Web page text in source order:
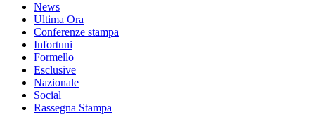
News
Ultima Ora
Conferenze stampa
Infortuni
Formello
Esclusive
Nazionale
Social
Rassegna Stampa